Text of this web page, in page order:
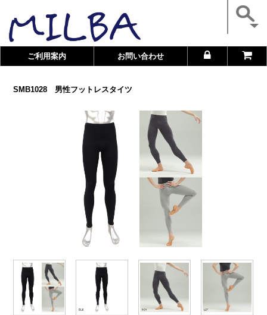
ご利用案内 お問い合わせ
SMB1028 男性フットレスタイツ